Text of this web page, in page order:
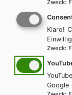
Zielgruppe
Material für Lehrer/
Zweck:
Klaro!
Zweck:
Google